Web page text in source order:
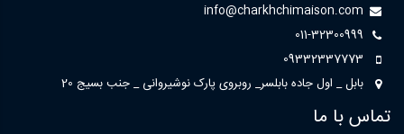
info@charkhchimaison.com
011-32300999
09332337773
بابل _ اول جاده بابلسر_ روبروی پارک نوشیروانی _ جنب بسیج 20
تماس با ما